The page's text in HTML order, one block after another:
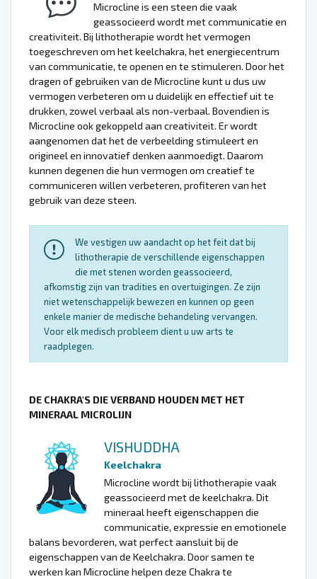
Microcline is een steen die vaak
geassocieerd wordt met communicatie en
creativiteit. Bij lithotherapie wordt het vermogen
toegeschreven om het keelchakra, het energiecentrum
van communicatie, te openen en te stimuleren. Door het
dragen of gebruiken van de Microcline kunt u dus uw
vermogen verbeteren om u duidelijk en effectief uit te
drukken, zowel verbaal als non-verbaal. Bovendien is
Microcline ook gekoppeld aan creativiteit. Er wordt
aangenomen dat het de verbeelding stimuleert en
origineel en innovatief denken aanmoedigt. Daarom
kunnen degenen die hun vermogen om creatief te
communiceren willen verbeteren, profiteren van het
gebruik van deze steen.
We vestigen uw aandacht op het feit dat bij
lithotherapie de verschillende eigenschappen
die met stenen worden geassocieerd,
afkomstig zijn van tradities en overtuigingen. Ze zijn
niet wetenschappelijk bewezen en kunnen op geen
enkele manier de medische behandeling vervangen.
Voor elk medisch probleem dient u uw arts te
raadplegen.
DE CHAKRA'S DIE VERBAND HOUDEN MET HET
MINERAAL MICROLIJN
VISHUDDHA
Keelchakra
Microcline wordt bij lithotherapie vaak
geassocieerd met de keelchakra. Dit
mineraal heeft eigenschappen die
communicatie, expressie en emotionele
balans bevorderen, wat perfect aansluit bij de
eigenschappen van de Keelchakra. Door samen te
werken kan Microcline helpen deze Chakra te